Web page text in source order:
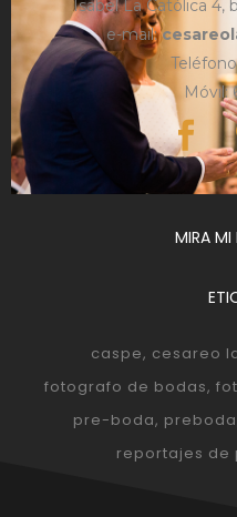
Isabel La Católica 4,
e-mail:
Móvil:
MIRA MI
caspe cesareo
fotografo de bodas
pre-boda preboda
reportajes de